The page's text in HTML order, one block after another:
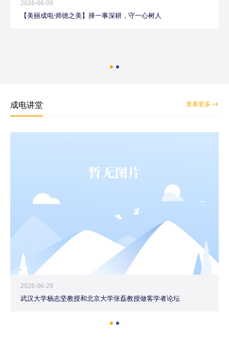
2026-06-09
【美丽成电·师德之美】择一事深耕，守一心树人
成电讲堂 查看更多
2026-06-29
武汉大学杨志坚教授和北京大学张磊教授做客学者论坛